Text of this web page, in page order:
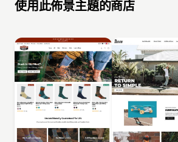
使用此佈景主題的商店